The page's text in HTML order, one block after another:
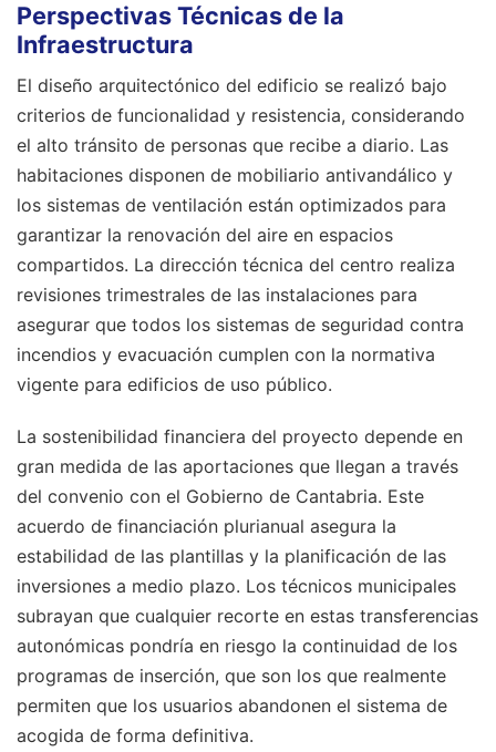
Perspectivas Técnicas de la
Infraestructura
El diseño arquitectónico del edificio se realizó bajo
criterios de funcionalidad y resistencia, considerando
el alto tránsito de personas que recibe a diario. Las
habitaciones disponen de mobiliario antivandálico y
los sistemas de ventilación están optimizados para
garantizar la renovación del aire en espacios
compartidos. La dirección técnica del centro realiza
revisiones trimestrales de las instalaciones para
asegurar que todos los sistemas de seguridad contra
incendios y evacuación cumplen con la normativa
vigente para edificios de uso público.
La sostenibilidad financiera del proyecto depende en
gran medida de las aportaciones que llegan a través
del convenio con el Gobierno de Cantabria. Este
acuerdo de financiación plurianual asegura la
estabilidad de las plantillas y la planificación de las
inversiones a medio plazo. Los técnicos municipales
subrayan que cualquier recorte en estas transferencias
autonómicas pondría en riesgo la continuidad de los
programas de inserción, que son los que realmente
permiten que los usuarios abandonen el sistema de
acogida de forma definitiva.